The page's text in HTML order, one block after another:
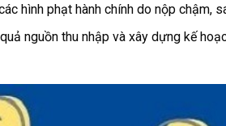
hình phạt hành chính do nộp chậm,
nguồn thu nhập và xây dựng kế